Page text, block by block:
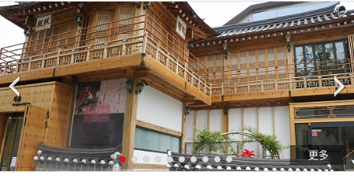
更多